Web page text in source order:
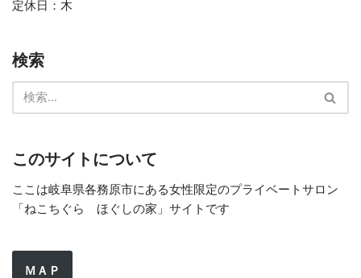
定休日：木
検索
このサイトについて
ここは岐阜県各務原市にある女性限定のプライベートサロン
「ねこちぐら ほぐしの家」サイトです
ＭＡＰ